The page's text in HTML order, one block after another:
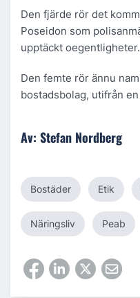
Den fjärde rör det
Poseidon som
upptäckt oegentligheter.
Den femte rör ännu
bostadsbolag, utifrån
Av: Stefan Nordberg
Bostäder Etik
Näringsliv Peab